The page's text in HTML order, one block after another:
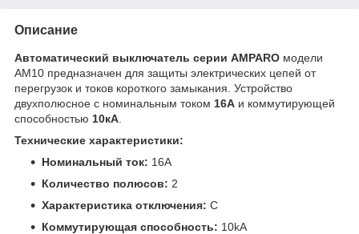
Описание
Автоматический выключатель серии AMPARO модели
AM10 предназначен для защиты электрических цепей от
перегрузок и токов короткого замыкания. Устройство
двухполюсное с номинальным током 16А и коммутирующей
способностью 10кА
Технические характеристики:
Номинальный ток: 16A
Количество полюсов: 2
Характеристика отключения: C
Коммутирующая способность: 10kA